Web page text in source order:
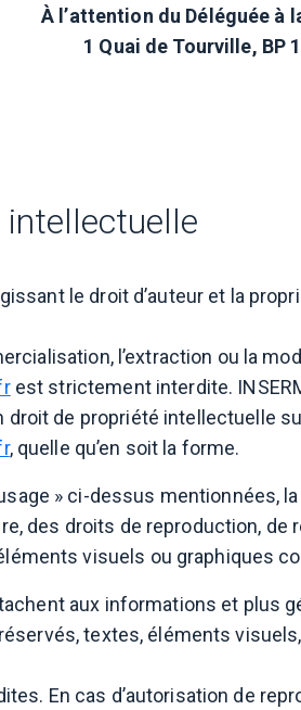
À l’attention du Déléguée à
1 Quai de Tourville, BP
le droit d’auteur et la
l’extraction ou la
est strictement interdite.
droit de propriété intellectuelle
, quelle qu’en soit la forme.
» ci-dessus mentionnées,
des droits de reproduction,
visuels ou graphiques
aux informations et plus
textes, éléments
En cas d’autorisation de